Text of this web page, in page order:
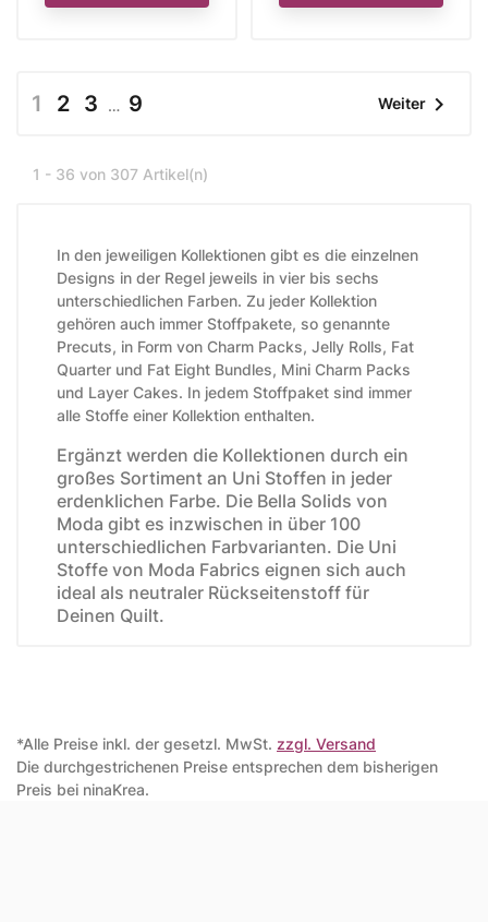
1 2 3 … 9 Weiter 
1 - 36 von 307 Artikel(n)
In den jeweiligen Kollektionen gibt es die einzelnen
Designs in der Regel jeweils in vier bis sechs
unterschiedlichen Farben. Zu jeder Kollektion
gehören auch immer Stoffpakete, so genannte
Precuts, in Form von Charm Packs, Jelly Rolls, Fat
Quarter und Fat Eight Bundles, Mini Charm Packs
und Layer Cakes. In jedem Stoffpaket sind immer
alle Stoffe einer Kollektion enthalten.
Ergänzt werden die Kollektionen durch ein
großes Sortiment an Uni Stoffen in jeder
erdenklichen Farbe. Die Bella Solids von
Moda gibt es inzwischen in über 100
unterschiedlichen Farbvarianten. Die Uni
Stoffe von Moda Fabrics eignen sich auch
ideal als neutraler Rückseitenstoff für
Deinen Quilt.
*Alle Preise inkl. der gesetzl. MwSt. zzgl. Versand
Die durchgestrichenen Preise entsprechen dem bisherigen
Preis bei ninaKrea.